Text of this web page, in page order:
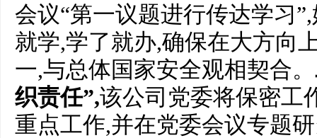
会议“第一议题进行传达学习
就学,学了就办,确保在大方向
一,与总体国家安全观相契合。
织责任”,该公司党委将保密工
重点工作,并在党委会议专题